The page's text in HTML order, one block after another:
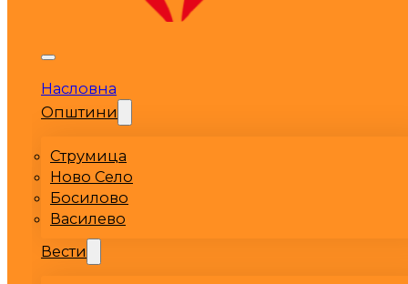
Насловна
Општини
Струмица
Ново Село
Босилово
Василево
Вести